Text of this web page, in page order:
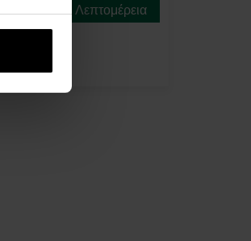
θα γίνει
στις 13.08.
Λεπτομέρεια